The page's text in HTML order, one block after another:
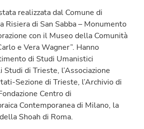
realizzata dal Comune di
Risiera di San Sabba – Monumento
con il Museo della Comunità
e Vera Wagner”. Hanno
di Studi Umanistici
di Trieste, l’Associazione
Sezione di Trieste, l’Archivio di
Centro di
Contemporanea di Milano, la
Shoah di Roma.